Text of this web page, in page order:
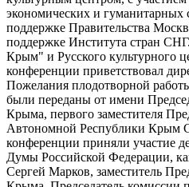
экономических и
поддержке Правительства
поддержке Института стран
Крым" и Русского культурного
конференции приветствовал
Пожелания плодотворной
были переданы от имени
Крыма, первого заместителя
Автономной Республики Крым
конференции приняли участие
Думы Российской Федерации,
Сергей Марков, заместитель